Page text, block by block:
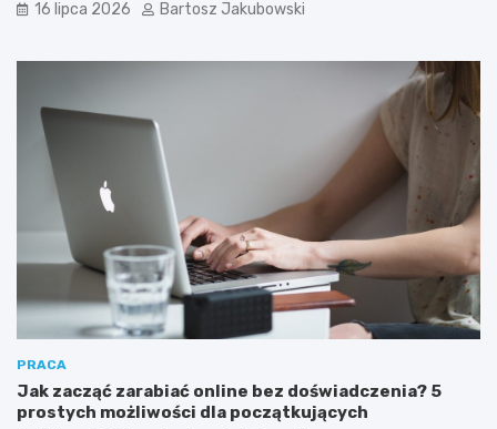
16 lipca 2026 Bartosz Jakubowski
PRACA
Jak zacząć zarabiać online bez doświadczenia? 5
prostych możliwości dla początkujących